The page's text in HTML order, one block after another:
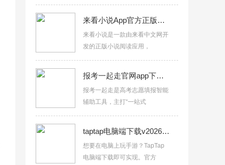
来看小说App官方正版下载v3.0.6
来看小说是一款由来看中文网开
发的正版小说阅读应用，
报考一起走官网app下载v1.0.2
报考一起走是高考志愿填报智能
辅助工具，主打“一站式
taptap电脑端下载v2026.7.14-rel.2
想要在电脑上玩手游？TapTap
电脑端下载即可实现。官方